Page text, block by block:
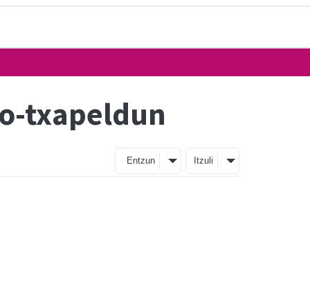
txapeldun
Entzun Itzuli